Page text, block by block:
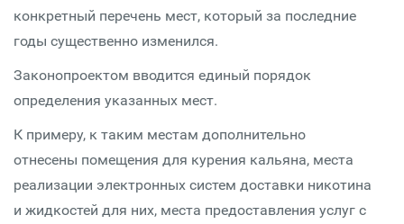
конкретный перечень мест, который за последние
годы существенно изменился.
Законопроектом вводится единый порядок
определения указанных мест.
К примеру, к таким местам дополнительно
отнесены помещения для курения кальяна, места
реализации электронных систем доставки никотина
и жидкостей для них, места предоставления услуг с